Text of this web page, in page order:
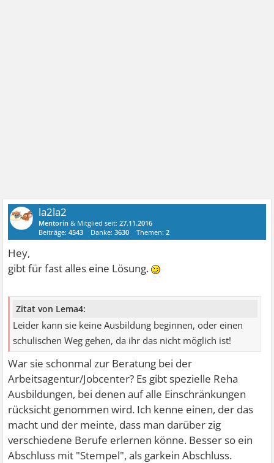
la2la2
Mentorin & Mitglied seit:27.11.2016
Beiträge:4543 Danke:3630 Themen:2
Hey,
gibt für fast alles eine Lösung.
Zitat von Lema4:
Leider kann sie keine Ausbildung beginnen, oder einen
schulischen Weg gehen, da ihr das nicht möglich ist!
War sie schonmal zur Beratung bei der
Arbeitsagentur/Jobcenter? Es gibt spezielle Reha
Ausbildungen, bei denen auf alle Einschränkungen
rücksicht genommen wird. Ich kenne einen, der das
macht und der meinte, dass man darüber zig
verschiedene Berufe erlernen könne. Besser so ein
Abschluss mit "Stempel", als garkein Abschluss.